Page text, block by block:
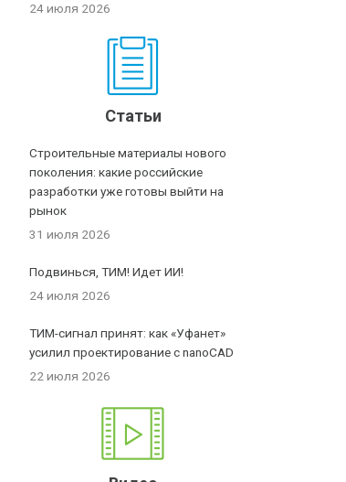
24 июля 2026
Статьи
Строительные материалы нового
поколения: какие российские
разработки уже готовы выйти на
рынок
31 июля 2026
Подвинься, ТИМ! Идет ИИ!
24 июля 2026
ТИМ-сигнал принят: как «Уфанет»
усилил проектирование с nanoCAD
22 июля 2026